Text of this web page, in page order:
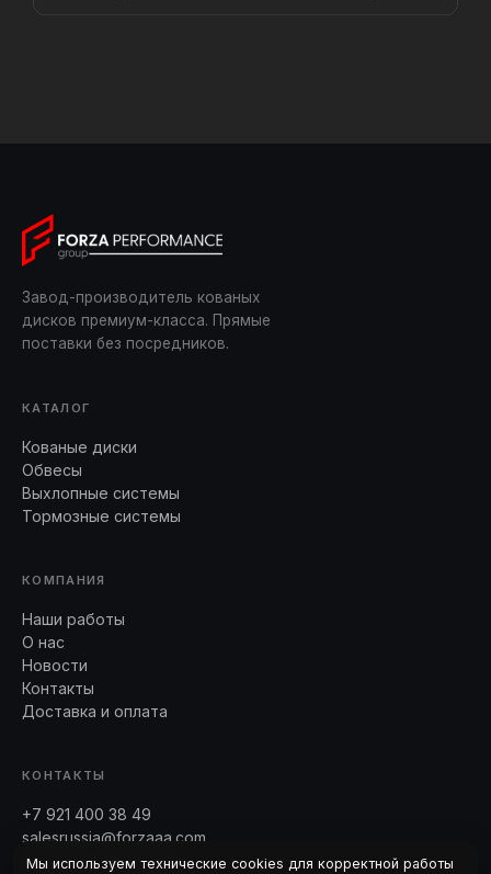
Завод-производитель кованых
дисков премиум-класса. Прямые
поставки без посредников.
КАТАЛОГ
Кованые диски
Обвесы
Выхлопные системы
Тормозные системы
КОМПАНИЯ
Наши работы
О нас
Новости
Контакты
Доставка и оплата
КОНТАКТЫ
+7 921 400 38 49
salesrussia@forzaaa.com
Telegram · WhatsApp
Мы используем технические cookies для корректной работы